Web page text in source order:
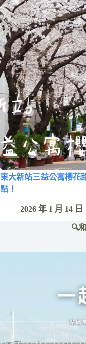
東大新站三益公寓櫻花
點！
2026 年 1 月 14 日
🔍